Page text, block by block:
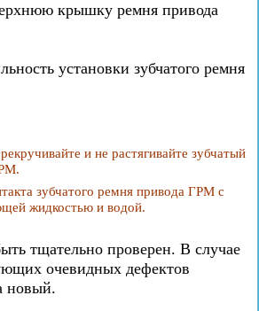
крышку ремня привода
установки зубчатого ремня
и не растягивайте зубчатый
зубчатого ремня привода ГРМ с
жидкостью и водой.
тщательно проверен. В случае
очевидных дефектов
новый.